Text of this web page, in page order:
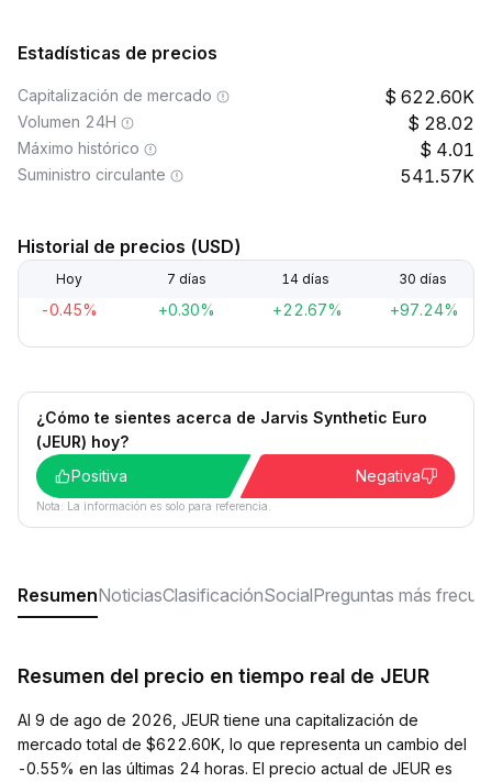
Estadísticas de precios
Capitalización de mercado 622.60K
Volumen 24H 28.02
Máximo histórico 4.01
Suministro circulante 541.57K
Historial de precios (USD)
Hoy 7 días 14 días 30 días
-0.45% +0.30% +22.67% +97.24%
¿Cómo te sientes acerca de Jarvis Synthetic Euro
(JEUR) hoy?
Positiva
Negativa
Nota: La información es solo para referencia.
ResumenNoticiasClasificaciónSocialPreguntas más
Resumen del precio en tiempo real de JEUR
Al 9 de ago de 2026, JEUR tiene una capitalización de
mercado total de $622.60K, lo que representa un cambio del
-0.55% en las últimas 24 horas. El precio actual de JEUR es